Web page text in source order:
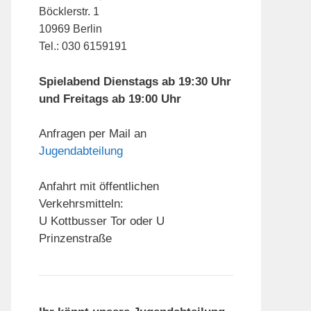
Böcklerstr. 1
10969 Berlin
Tel.: 030 6159191
Spielabend Dienstags ab 19:30 Uhr
und Freitags ab 19:00 Uhr
Anfragen per Mail an
Jugendabteilung
Anfahrt mit öffentlichen
Verkehrsmitteln:
U Kottbusser Tor oder U
Prinzenstraße